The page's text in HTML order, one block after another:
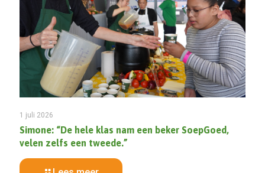
1 juli 2026
Simone: “De hele klas nam een beker SoepGoed,
velen zelfs een tweede.”